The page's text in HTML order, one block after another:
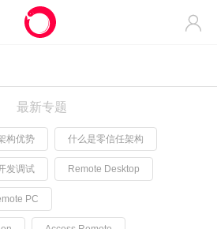

最新专题
构优势 什么是零信任架构
发调试 Remote Desktop
PC